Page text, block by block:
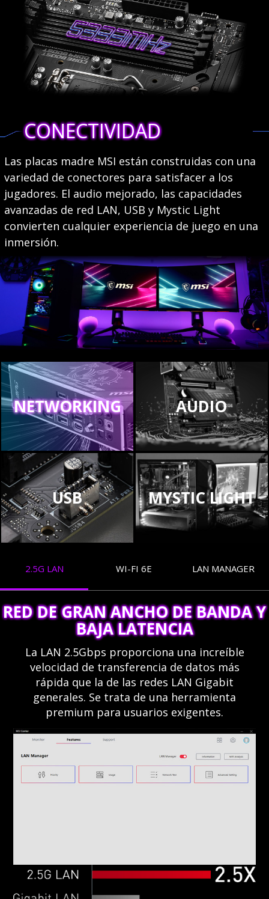
CONECTIVIDAD
Las placas madre MSI están construidas con una
variedad de conectores para satisfacer a los
jugadores. El audio mejorado, las capacidades
avanzadas de red LAN, USB y Mystic Light
convierten cualquier experiencia de juego en una
inmersión.
NETWORKING AUDIO
USB MYSTIC LIGHT
2.5G LAN WI-FI 6E LAN MANAGER
RED DE GRAN ANCHO DE BANDA Y
BAJA LATENCIA
La LAN 2.5Gbps proporciona una increíble
velocidad de transferencia de datos más
rápida que la de las redes LAN Gigabit
generales. Se trata de una herramienta
premium para usuarios exigentes.